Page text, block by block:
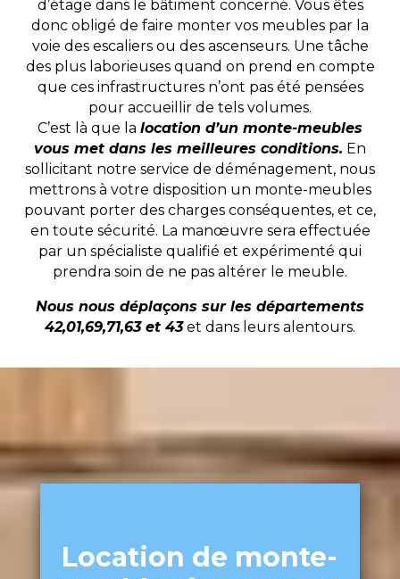
d’étage dans le bâtiment concerné. Vous êtes
donc obligé de faire monter vos meubles par la
voie des escaliers ou des ascenseurs. Une tâche
des plus laborieuses quand on prend en compte
que ces infrastructures n’ont pas été pensées
pour accueillir de tels volumes.
C’est là que la location d’un monte-meubles
vous met dans les meilleures conditions. En
sollicitant notre service de déménagement, nous
mettrons à votre disposition un monte-meubles
pouvant porter des charges conséquentes, et ce,
en toute sécurité. La manœuvre sera effectuée
par un spécialiste qualifié et expérimenté qui
prendra soin de ne pas altérer le meuble.
Nous nous déplaçons sur les départements
42,01,69,71,63 et 43et dans leurs alentours.
Location de monte-